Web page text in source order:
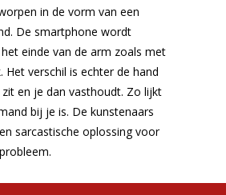
in de vorm van een
De smartphone wordt
einde van de arm zoals met
Het verschil is echter de hand
en je dan vasthoudt. Zo lijkt
bij je is. De kunstenaars
sarcastische oplossing voor